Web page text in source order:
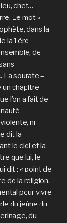
chef…
Le mot «
dans la
la 1ère
de
La sourate –
un chapitre
l’on a fait de
ni
dit la
le ciel et la
que lui, le
dit : « point de
de la religion,
pour vivre
du jeûne du
du